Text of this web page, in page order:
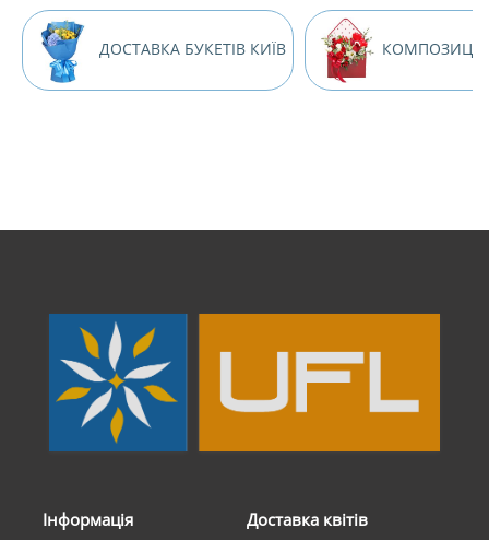
ДОСТАВКА БУКЕТІВ КИЇВ КОМПОЗИЦІЇ
Інформація
Доставка квітів